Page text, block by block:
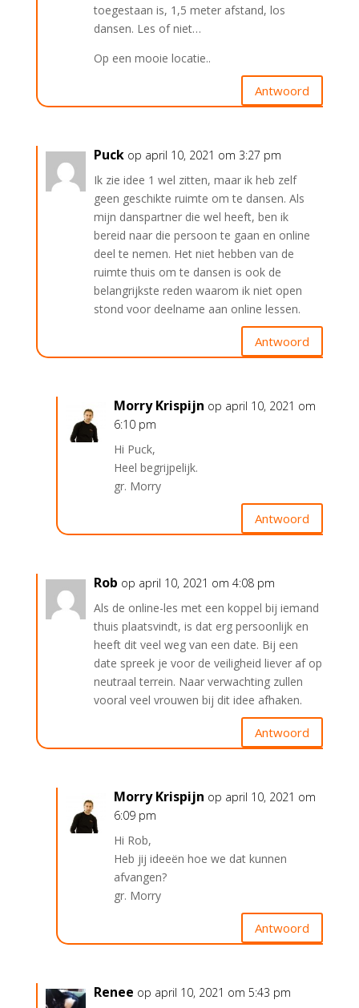
toegestaan is, 1,5 meter afstand, los
dansen. Les of niet…
Op een mooie locatie..
Antwoord
Puck op april 10, 2021 om 3:27 pm
Ik zie idee 1 wel zitten, maar ik heb zelf
geen geschikte ruimte om te dansen. Als
mijn danspartner die wel heeft, ben ik
bereid naar die persoon te gaan en online
deel te nemen. Het niet hebben van de
ruimte thuis om te dansen is ook de
belangrijkste reden waarom ik niet open
stond voor deelname aan online lessen.
Antwoord
Morry Krispijn op april 10, 2021 om
6:10 pm
Hi Puck,
Heel begrijpelijk.
gr. Morry
Antwoord
Rob op april 10, 2021 om 4:08 pm
Als de online-les met een koppel bij iemand
thuis plaatsvindt, is dat erg persoonlijk en
heeft dit veel weg van een date. Bij een
date spreek je voor de veiligheid liever af op
neutraal terrein. Naar verwachting zullen
vooral veel vrouwen bij dit idee afhaken.
Antwoord
Morry Krispijn op april 10, 2021 om
6:09 pm
Hi Rob,
Heb jij ideeën hoe we dat kunnen
afvangen?
gr. Morry
Antwoord
Renee op april 10, 2021 om 5:43 pm